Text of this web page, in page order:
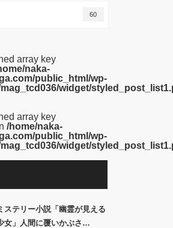
60
array key
naka-
public_html/wp-
widget/
array key
/home/naka-
public_html/wp-
widget/
ステリー小説「幽霊が見える
女」人間に覆いかぶさ…